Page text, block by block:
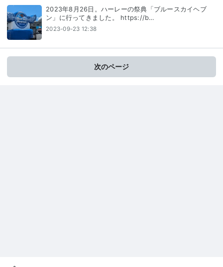
2023年8月26日。ハーレーの祭典「ブルースカイヘブ
ン」に行ってきました。 https://b…
2023-09-23 12:38
次のページ